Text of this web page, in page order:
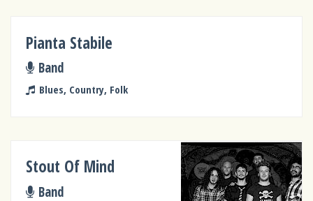
Pianta Stabile
Band
Blues, Country, Folk
Stout Of Mind
Band